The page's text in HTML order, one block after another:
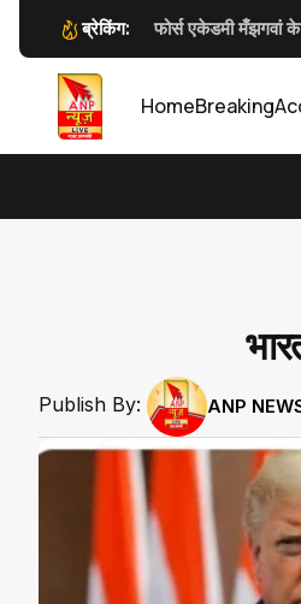
ब्रेकिंग:
फोर्स एकेडमी मँझगवां के
HomeBreaking
Publish By: ANP